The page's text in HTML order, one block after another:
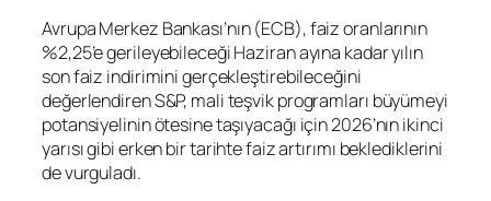
Avrupa Merkez Bankası’nın (ECB), faiz oranlarının
%2,25’e gerileyebileceği Haziran ayına kadar yılın
son faiz indirimini gerçekleştirebileceğini
değerlendiren S&P, mali teşvik programları büyümeyi
potansiyelinin ötesine taşıyacağı için 2026’nın ikinci
yarısı gibi erken bir tarihte faiz artırımı beklediklerini
de vurguladı.